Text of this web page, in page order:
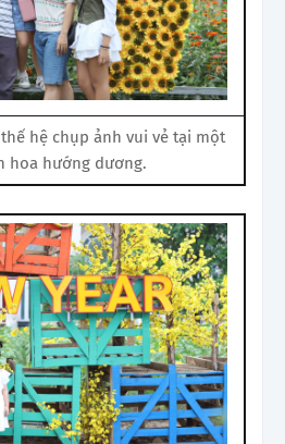
hệ chụp ảnh vui vẻ tại một
hoa hướng dương.